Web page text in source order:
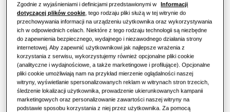
Rozwiązania z zakresu pomp ciepła
ROZWIĄZANIA DLA OBIEKTÓW KOMERCYJNYCH
Rozwiązania klimatyzacyjne
Sterowanie
ROZWIĄZANIA DLA BUDYNKÓW MIESZKALNYCH
Czym jest pompa ciepła i jak działa?
Zalety pompy ciepła
Czym jest klimatyzator i jak działa?
ROZWIĄZANIA KOMERCYJNE
Specjaliści
Wsparcie Techniczne
Autoryzowani Partnerzy Serwisowi
Dystrybutorzy Samsung
O firmie Samsung
WYDAJNOŚĆ : 12.0KW
OGRZEWANIE: CHŁODZENIE:
Zgodnie z wyjaśnieniami i definicjami przedstawionymi w
Informacji
dotyczącej plików cookie, tego rodzaju pliki służą w tej witrynie do
przechowywania informacji na urządzeniu użytkownika oraz wykorzystywania
ich w odpowiednich celach. Niektóre z tego rodzaju technologii są niezbędne
do zapewnienia bezpiecznego, wydajnego i niezawodnego działania strony
internetowej. Aby zapewnić użytkownikowi jak najlepsze wrażenia z
korzystania z serwisu, wykorzystujemy również opcjonalne pliki cookie
(analityczne i wydajnościowe, a także marketingowe i profilujące). Opcjonalne
pliki cookie umożliwiają nam na przykład mierzenie oglądalności naszej
witryny, wyświetlanie spersonalizowanych reklam w witrynach stron trzecich,
śledzenie lokalizacji użytkownika, prowadzenie ukierunkowanych kampanii
marketingowych oraz personalizowanie zawartości naszej witryny na
podstawie sposobu korzystania z niej przez użytkownika. Za pomocą